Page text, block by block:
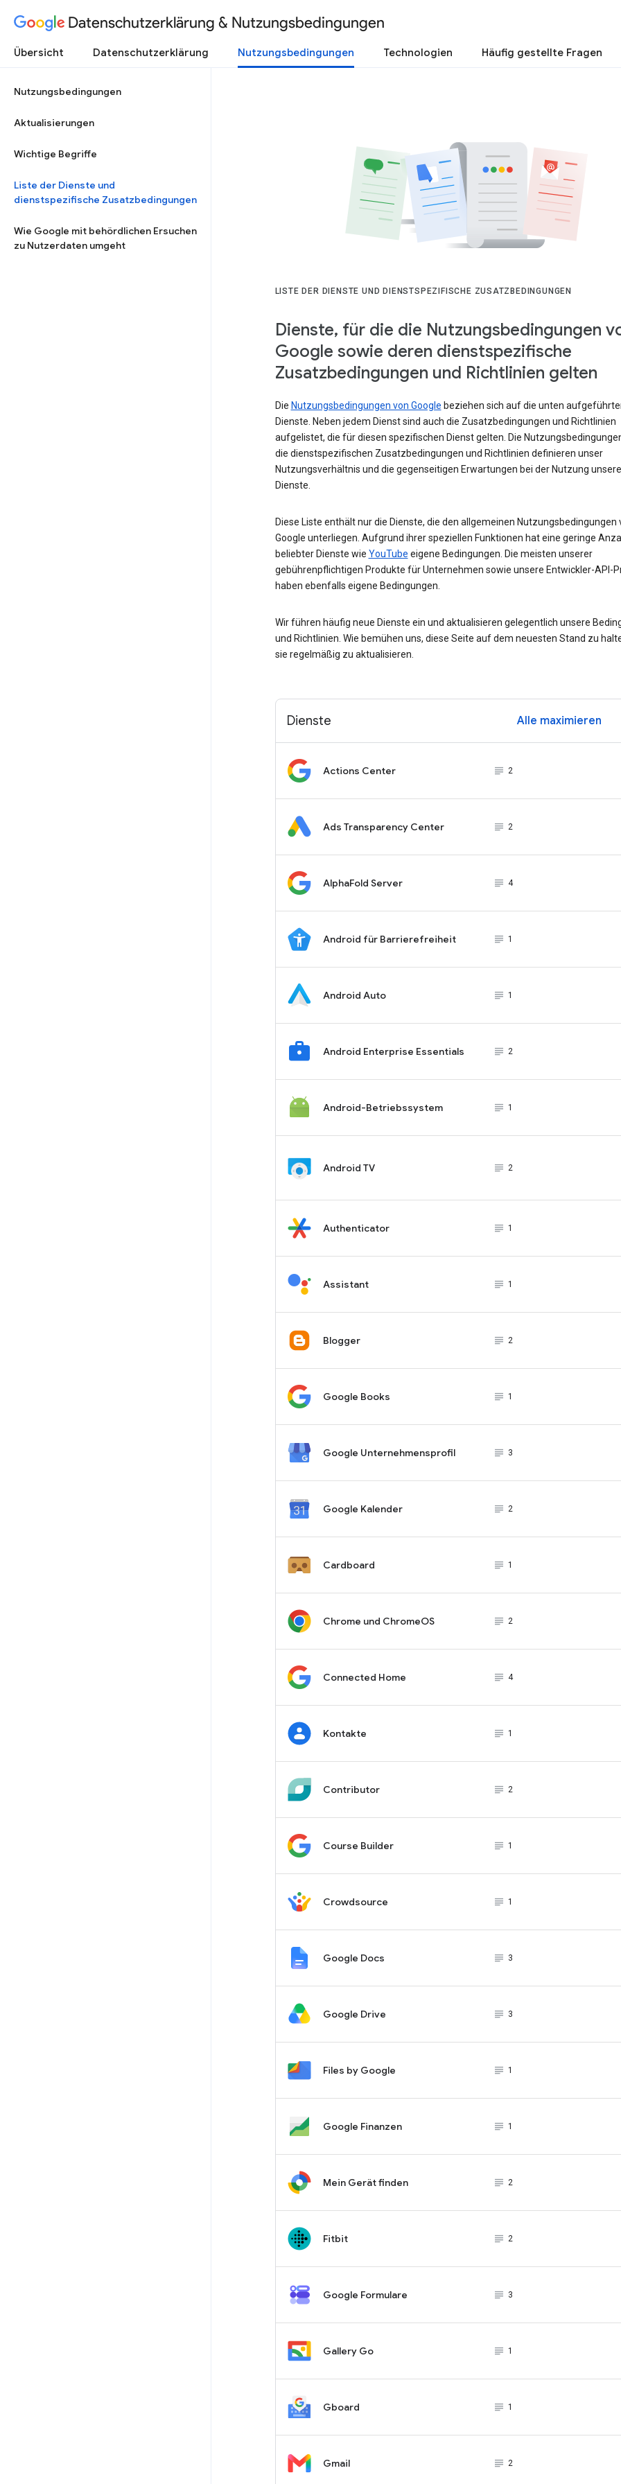
Datenschutzerklärung & Nutzungsbedingungen
Übersicht Datenschutzerklärung Nutzungsbedingungen Technologien Häufig gestellte Fragen
Nutzungsbedingungen
Aktualisierungen
Wichtige Begriffe
Liste der Dienste und
dienstspezifische Zusatzbedingungen
Wie Google mit behördlichen Ersuchen
zu Nutzerdaten umgeht
LISTE DER DIENSTE UND DIENSTSPEZIFISCHE ZUSATZBEDINGUNGEN
Dienste, für die die Nutzungsbedingungen
Google sowie deren dienstspezifische
Zusatzbedingungen und Richtlinien gelten
Die Nutzungsbedingungen von Google beziehen sich auf die unten
Dienste. Neben jedem Dienst sind auch die Zusatzbedingungen und Richtlinien
aufgelistet, die für diesen spezifischen Dienst gelten. Die
die dienstspezifischen Zusatzbedingungen und Richtlinien definieren unser
Nutzungsverhältnis und die gegenseitigen Erwartungen bei der Nutzung
Dienste.
Diese Liste enthält nur die Dienste, die den allgemeinen Nutzungsbedingungen
Google unterliegen. Aufgrund ihrer speziellen Funktionen hat eine geringe
beliebter Dienste wie YouTube eigene Bedingungen. Die meisten unserer
gebührenpflichtigen Produkte für Unternehmen sowie unsere Entwickler-API-
haben ebenfalls eigene Bedingungen.
Wir führen häufig neue Dienste ein und aktualisieren gelegentlich unsere
und Richtlinien. Wie bemühen uns, diese Seite auf dem neuesten Stand zu
sie regelmäßig zu aktualisieren.
Dienste Alle maximieren
Actions Center subject_black
2
Ads Transparency Center subject_black
2
AlphaFold Server subject_black
4
Android für Barrierefreiheit subject_black
1
Android Auto subject_black
1
Android Enterprise Essentials subject_black
2
Android-Betriebssystem subject_black
1
Android TV subject_black
2
Authenticator subject_black
1
Assistant subject_black
1
Blogger subject_black
2
Google Books subject_black
1
Google Unternehmensprofil subject_black
3
Google Kalender subject_black
2
Cardboard subject_black
1
Chrome und ChromeOS subject_black
2
Connected Home subject_black
4
Kontakte subject_black
1
Contributor subject_black
2
Course Builder subject_black
1
Crowdsource subject_black
1
Google Docs subject_black
3
Google Drive subject_black
3
Files by Google subject_black
1
Google Finanzen subject_black
1
Mein Gerät finden subject_black
2
Fitbit subject_black
2
Google Formulare subject_black
3
Gallery Go subject_black
1
Gboard subject_black
1
Gmail subject_black
2